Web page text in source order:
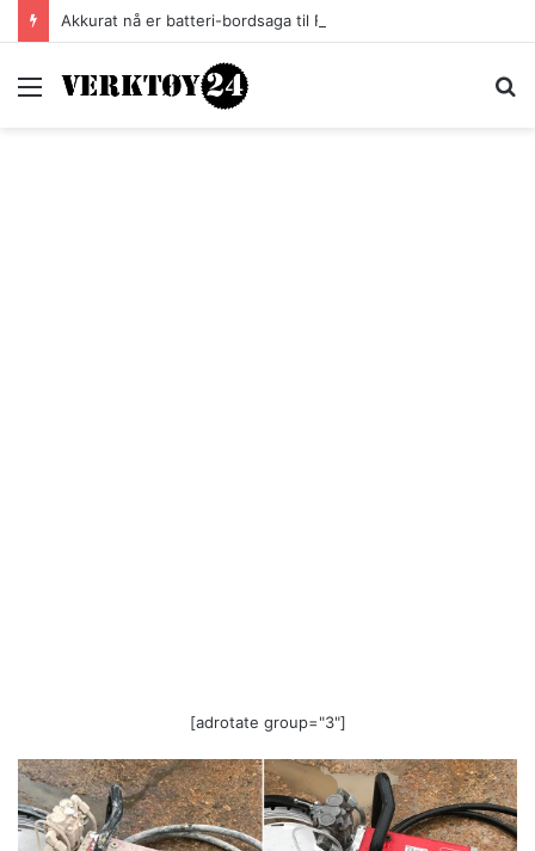
Akkurat nå er batteri-bordsaga til Festool billigere
Meny
[adrotate group="3"]